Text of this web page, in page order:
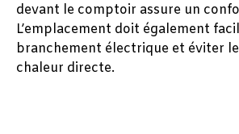
devant le comptoir assure un
L’emplacement doit également
branchement électrique et éviter
chaleur directe.